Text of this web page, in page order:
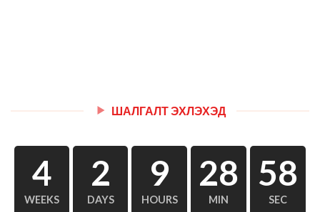
ШАЛГАЛТ ЭХЛЭХЭД
4
WEEKS
2
DAYS
9
HOURS
28
MIN
58
SEC